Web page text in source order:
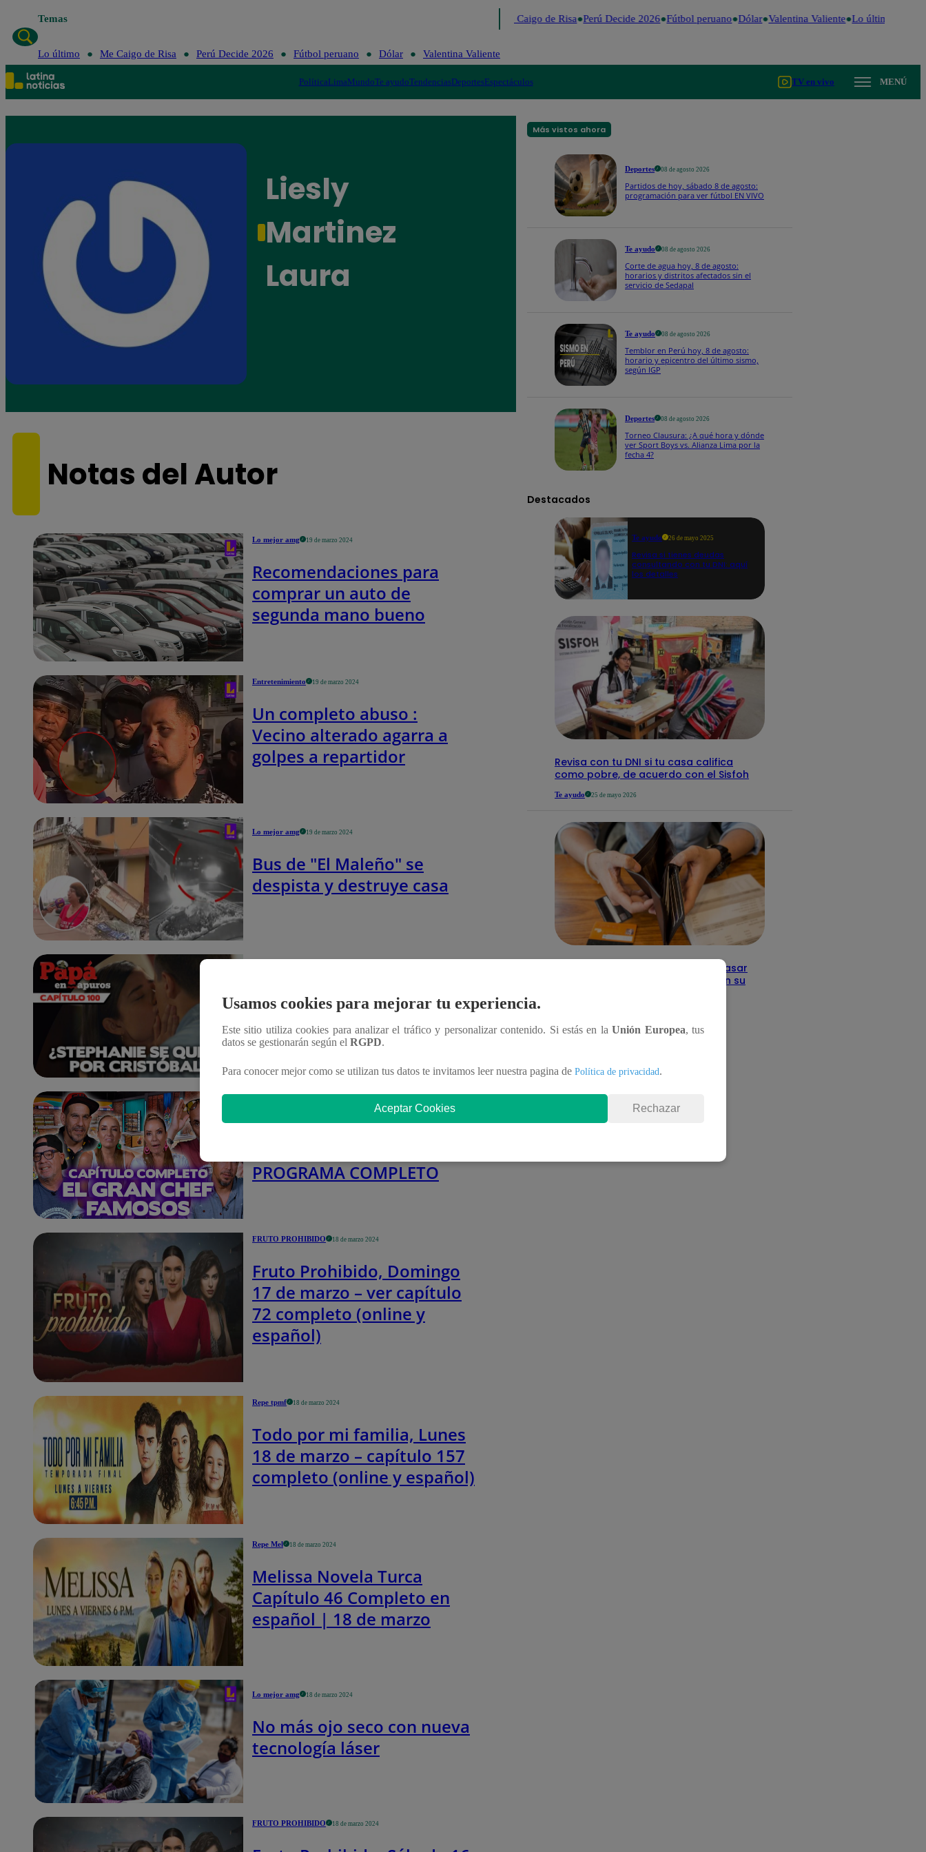
Temas Me Caigo de Risa Perú Decide 2026 Fútbol peruano Dólar Valentina Valiente Lo último
Lo último Me Caigo de Risa Perú Decide 2026 Fútbol peruano Dólar Valentina Valiente
PolíticaLimaMundoTe ayudoTendenciasDeportesEspectáculos TV en vivo MENÚ
Liesly
Martinez
Laura
Notas del Autor
Lo mejor amg 19 de marzo 2024
Recomendaciones para
comprar un auto de
segunda mano bueno
Entretenimiento 19 de marzo 2024
Un completo abuso :
Vecino alterado agarra a
golpes a repartidor
Lo mejor amg 19 de marzo 2024
Bus de "El Maleño" se
despista y destruye casa
CAPÍTULO 100 COMPLETO:
Lunes 18 de marzo
El Gran Chef Famosos –
PROGRAMA COMPLETO
FRUTO PROHIBIDO 18 de marzo 2024
Fruto Prohibido, Domingo
17 de marzo – ver capítulo
72 completo (online y
español)
Repe tpmf 18 de marzo 2024
Todo por mi familia, Lunes
18 de marzo – capítulo 157
completo (online y español)
Repe Mel 18 de marzo 2024
Melissa Novela Turca
Capítulo 46 Completo en
español | 18 de marzo
Lo mejor amg 18 de marzo 2024
No más ojo seco con nueva
tecnología láser
FRUTO PROHIBIDO 18 de marzo 2024
Más vistos ahora
Deportes 08 de agosto 2026
Partidos de hoy, sábado 8 de agosto:
programación para ver fútbol EN VIVO
Te ayudo 08 de agosto 2026
Corte de agua hoy, 8 de agosto:
horarios y distritos afectados sin el
servicio de Sedapal
Te ayudo 08 de agosto 2026
Temblor en Perú hoy, 8 de agosto:
horario y epicentro del último sismo,
según IGP
Deportes 08 de agosto 2026
Torneo Clausura: ¿A qué hora y dónde
ver Sport Boys vs. Alianza Lima por la
fecha 4?
Destacados
Te ayudo 26 de mayo 2025
Revisa si tienes deudas
consultando con tu DNI: aquí
los detalles
Revisa con tu DNI si tu casa califica
como pobre, de acuerdo con el Sisfoh
Te ayudo 25 de mayo 2026
Infocorp: ¿Cuánto tiempo debe pasar
para que tus deudas no figuren en su
Usamos cookies para mejorar tu experiencia.
Este sitio utiliza cookies para analizar el tráfico y personalizar contenido. Si estás en laUnión Europea, tus
datos se gestionarán según el RGPD.
Para conocer mejor como se utilizan tus datos te invitamos leer nuestra pagina de Política de privacidad.
Aceptar Cookies Rechazar